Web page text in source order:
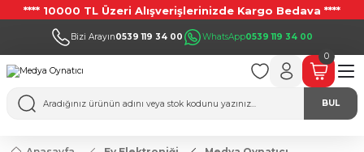
**** 10000 TL Üzeri Alışverişlerinizde Kargo Bedava ****
Bizi Arayın0539 119 34 00 WhatsApp0539 119 34 00
BUL
0